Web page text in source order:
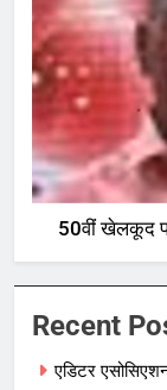
50वीं खेलकूद
Recent
एडिटर